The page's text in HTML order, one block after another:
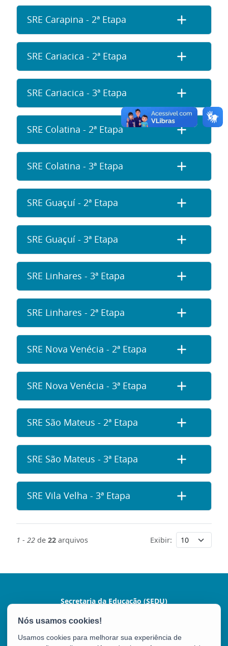
SRE Carapina - 2ª Etapa
SRE Cariacica - 2ª Etapa
SRE Cariacica - 3ª Etapa
SRE Colatina - 2ª Etapa
SRE Colatina - 3ª Etapa
SRE Guaçuí - 2ª Etapa
SRE Guaçuí - 3ª Etapa
SRE Linhares - 3ª Etapa
SRE Linhares - 2ª Etapa
SRE Nova Venécia - 2ª Etapa
SRE Nova Venécia - 3ª Etapa
SRE São Mateus - 2ª Etapa
SRE São Mateus - 3ª Etapa
SRE Vila Velha - 3ª Etapa
1 - 22 de 22 arquivos Exibir:
Secretaria da Educação (SEDU)
Av. César Hilal, 1111 - Santa Lúcia
Tel.: 3636-7600 / 3636-7601
Usamos cookies para melhorar sua experiência de